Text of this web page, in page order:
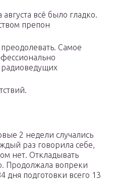
августа всё было гладко.
препон
Самое
радиоведущих
2 недели случались
раз говорила себе,
нет. Откладывать
Продолжала вопреки
подготовки всего 13